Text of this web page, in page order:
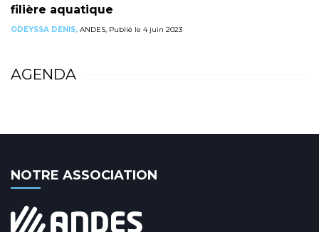
filière aquatique
ODEYSSA DENIS, ANDES, Publié le 4 juin 2023
AGENDA
NOTRE ASSOCIATION